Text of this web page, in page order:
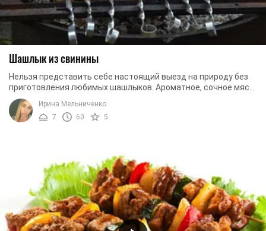
Шашлык из свинины
Нельзя представить себе настоящий выезд на природу без
приготовления любимых шашлыков. Ароматное, сочное мясо,
приготовленное на костре – это лучший ...
Ирина Мельниченко
7
60 5